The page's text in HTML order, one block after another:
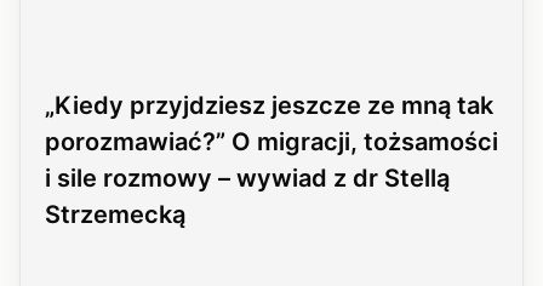
„Kiedy przyjdziesz jeszcze ze mną tak
porozmawiać?” O migracji, tożsamości
i sile rozmowy – wywiad z dr Stellą
Strzemecką